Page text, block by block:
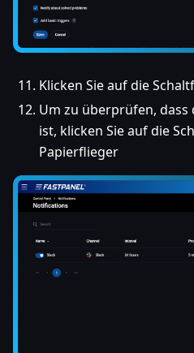
Klicken Sie auf die
Um zu überprüfen,
ist, klicken Sie auf die
Papierflieger